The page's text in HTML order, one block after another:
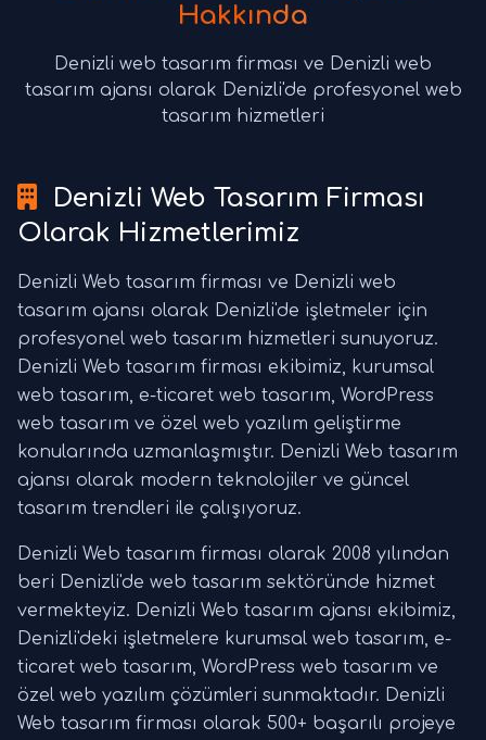
Hakkında
Denizli web tasarım firması ve Denizli web
tasarım ajansı olarak Denizli'de profesyonel web
tasarım hizmetleri
Denizli Web Tasarım Firması
Olarak Hizmetlerimiz
Denizli Web tasarım firması ve Denizli web
tasarım ajansı olarak Denizli'de işletmeler için
profesyonel web tasarım hizmetleri sunuyoruz.
Denizli Web tasarım firması ekibimiz, kurumsal
web tasarım, e-ticaret web tasarım, WordPress
web tasarım ve özel web yazılım geliştirme
konularında uzmanlaşmıştır. Denizli Web tasarım
ajansı olarak modern teknolojiler ve güncel
tasarım trendleri ile çalışıyoruz.
Denizli Web tasarım firması olarak 2008 yılından
beri Denizli'de web tasarım sektöründe hizmet
vermekteyiz. Denizli Web tasarım ajansı ekibimiz,
Denizli'deki işletmelere kurumsal web tasarım, e-
ticaret web tasarım, WordPress web tasarım ve
özel web yazılım çözümleri sunmaktadır. Denizli
Web tasarım firması olarak 500+ başarılı projeye